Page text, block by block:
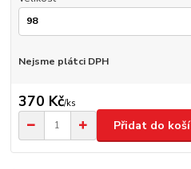
Nejsme plátci DPH
370 Kč/ks
Přidat do